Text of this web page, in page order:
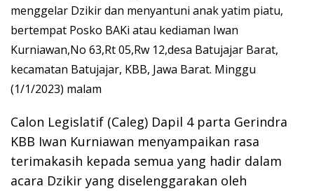
menggelar Dzikir dan menyantuni anak yatim piatu,
bertempat Posko BAKi atau kediaman Iwan
Kurniawan,No 63,Rt 05,Rw 12,desa Batujajar Barat,
kecamatan Batujajar, KBB, Jawa Barat. Minggu
(1/1/2023) malam
Calon Legislatif (Caleg) Dapil 4 parta Gerindra
KBB Iwan Kurniawan menyampaikan rasa
terimakasih kepada semua yang hadir dalam
acara Dzikir yang diselenggarakan oleh